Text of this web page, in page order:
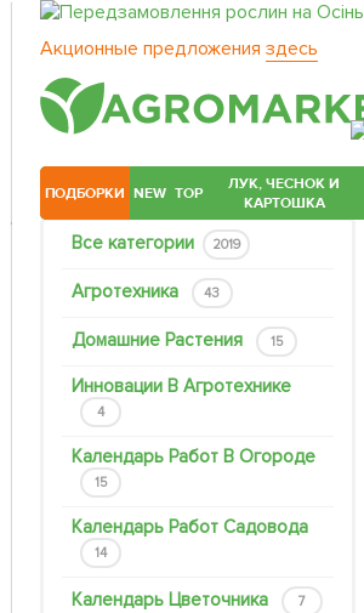
Акционные предложения здесь
ПОДБОРКИ NEW TOP
ЛУК, ЧЕСНОК И
КАРТОШКА
Все категории 2019
Агротехника 43
Домашние Растения 15
Инновации В Агротехнике
4
Календарь Работ В Огороде
15
Календарь Работ Садовода
14
Календарь Цветочника 7